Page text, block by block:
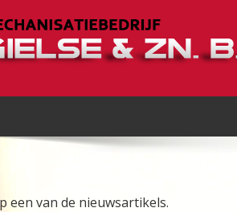
een van de nieuwsartikels.